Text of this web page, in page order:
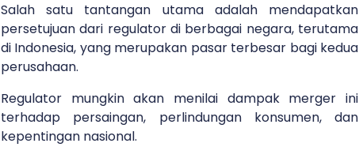
Salah satu tantangan utama adalah mendapatkan
persetujuan dari regulator di berbagai negara, terutama
di Indonesia, yang merupakan pasar terbesar bagi kedua
perusahaan.
Regulator mungkin akan menilai dampak merger ini
terhadap persaingan, perlindungan konsumen, dan
kepentingan nasional.